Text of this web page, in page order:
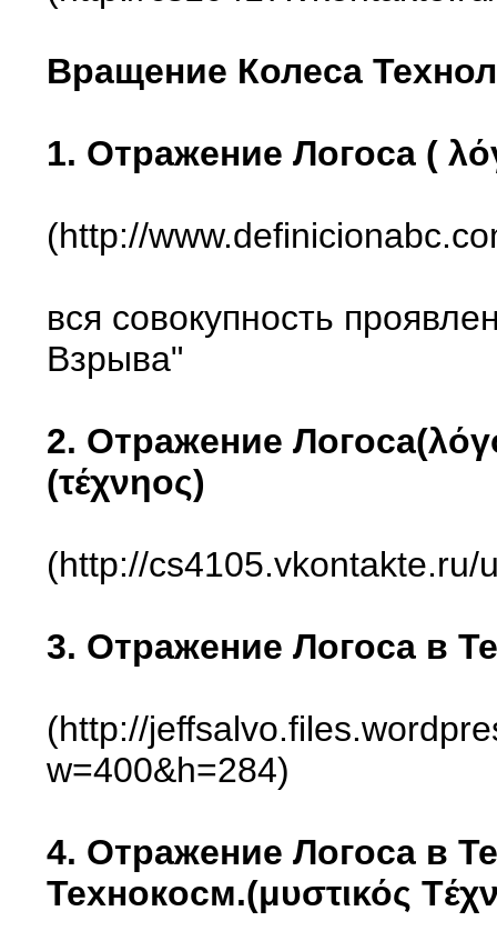
Вращение Колеса
1. Отражение Логоса (
(http://
вся совокупность
Взрыва"
2. Отражение
(τέχνηoς)
(http://
3. Отражение Логоса в
(http://
w=400&h=284)
4. Отражение Логоса в
Технокосм.(μυστικός